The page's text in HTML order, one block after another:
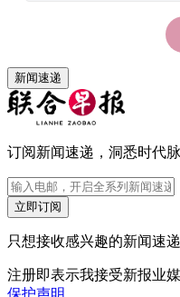
新闻速递
订阅新闻速递，洞悉时代脉
立即订阅
只想接收感兴趣的新闻速
注册即表示我接受新报业
保护声明